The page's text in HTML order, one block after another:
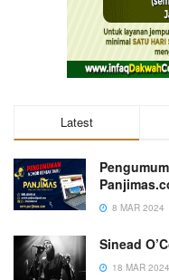
Latest
8 MAR 2024
Sinead
18 MAR 2024